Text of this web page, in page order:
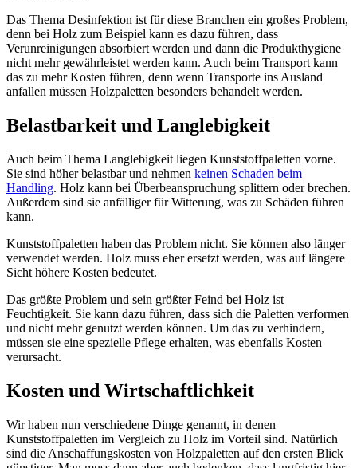
Das Thema Desinfektion ist für diese Branchen ein großes Problem,
denn bei Holz zum Beispiel kann es dazu führen, dass
Verunreinigungen absorbiert werden und dann die Produkthygiene
nicht mehr gewährleistet werden kann. Auch beim Transport kann
das zu mehr Kosten führen, denn wenn Transporte ins Ausland
anfallen müssen Holzpaletten besonders behandelt werden.
Belastbarkeit und Langlebigkeit
Auch beim Thema Langlebigkeit liegen Kunststoffpaletten vorne.
Sie sind höher belastbar und nehmen keinen Schaden beim
Handling. Holz kann bei Überbeanspruchung splittern oder brechen.
Außerdem sind sie anfälliger für Witterung, was zu Schäden führen
kann.
Kunststoffpaletten haben das Problem nicht. Sie können also länger
verwendet werden. Holz muss eher ersetzt werden, was auf längere
Sicht höhere Kosten bedeutet.
Das größte Problem und sein größter Feind bei Holz ist
Feuchtigkeit. Sie kann dazu führen, dass sich die Paletten verformen
und nicht mehr genutzt werden können. Um das zu verhindern,
müssen sie eine spezielle Pflege erhalten, was ebenfalls Kosten
verursacht.
Kosten und Wirtschaftlichkeit
Wir haben nun verschiedene Dinge genannt, in denen
Kunststoffpaletten im Vergleich zu Holz im Vorteil sind. Natürlich
sind die Anschaffungskosten von Holzpaletten auf den ersten Blick